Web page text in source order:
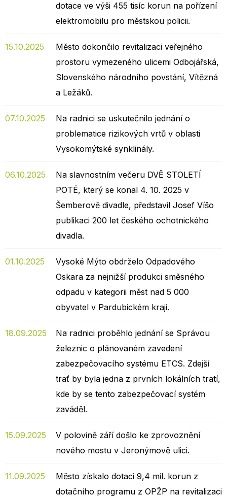
dotace ve výši 455 tisíc korun na pořízení
elektromobilu pro městskou policii.
15.10.2025
Město dokončilo revitalizaci veřejného
prostoru vymezeného ulicemi Odbojářská,
Slovenského národního povstání, Vítězná
a Ležáků.
07.10.2025
Na radnici se uskutečnilo jednání o
problematice rizikových vrtů v oblasti
Vysokomýtské synklinály.
06.10.2025
Na slavnostním večeru DVĚ STOLETÍ
POTÉ, který se konal 4. 10. 2025 v
Šemberově divadle, představil Josef Víšo
publikaci 200 let českého ochotnického
divadla.
01.10.2025
Vysoké Mýto obdrželo Odpadového
Oskara za nejnižší produkci směsného
odpadu v kategorii měst nad 5 000
obyvatel v Pardubickém kraji.
18.09.2025
Na radnici proběhlo jednání se Správou
železnic o plánovaném zavedení
zabezpečovacího systému ETCS. Zdejší
trať by byla jedna z prvních lokálních tratí,
kde by se tento zabezpečovací systém
zaváděl.
15.09.2025
V polovině září došlo ke zprovoznění
nového mostu v Jeronýmově ulici.
11.09.2025
Město získalo dotaci 9,4 mil. korun z
dotačního programu z OPŽP na revitalizaci